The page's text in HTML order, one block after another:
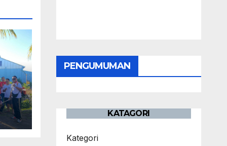
PENGUMUMAN
KATAGORI
Kategori